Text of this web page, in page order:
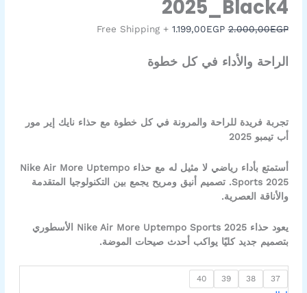
2025_Black4
2.000,00EGP
2.000,00EGP.
1.199,00EGP
1.199,00EGP.
+ Free Shipping
الراحة والأداء في كل خطوة
تجربة فريدة للراحة والمرونة في كل خطوة مع حذاء نايك إير مور
أب تيمبو 2025
أستمتع بأداء رياضي لا مثيل له مع حذاء Nike Air More Uptempo
Sports 2025. تصميم أنيق ومريح يجمع بين التكنولوجيا المتقدمة
والأناقة العصرية.
يعود حذاء Nike Air More Uptempo Sports 2025 الأسطوري
بتصميم جديد كليًا يواكب أحدث صيحات الموضة.
37
38
39
40
more
2025_Black4